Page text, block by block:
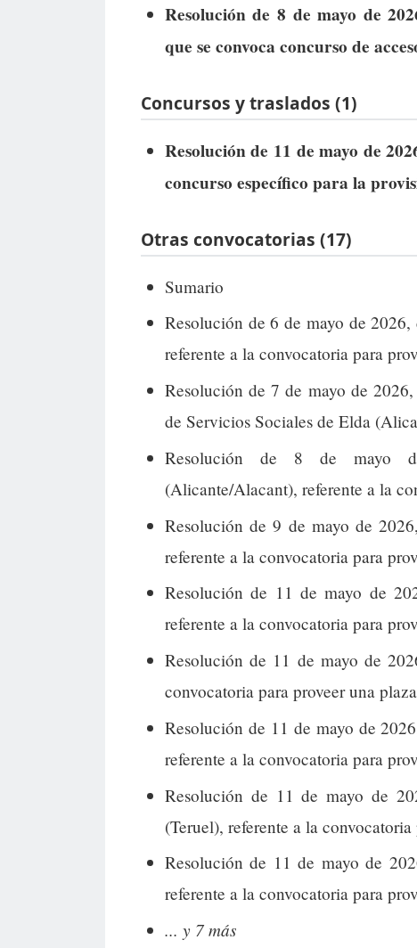
Resolución de 8 de mayo de
que se convoca concurso de
Concursos y traslados (1)
Resolución de 11 de mayo de
concurso específico para la
Otras convocatorias (17)
Sumario
Resolución de 6 de mayo de
referente a la convocatoria para
Resolución de 7 de mayo de
de Servicios Sociales de Elda
Resolución de 8 de mayo
(Alicante/Alacant), referente a la
Resolución de 9 de mayo de
referente a la convocatoria para
Resolución de 11 de mayo de
referente a la convocatoria para
Resolución de 11 de mayo de
convocatoria para proveer una
Resolución de 11 de mayo de
referente a la convocatoria para
Resolución de 11 de mayo de
(Teruel), referente a la convocatoria
Resolución de 11 de mayo de
referente a la convocatoria para
... y 7 más